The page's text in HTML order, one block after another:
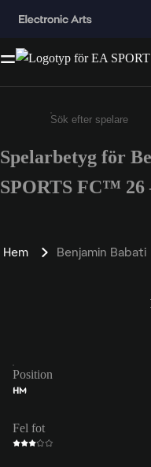
Ange minst 3
Spelarbetyg för
SPORTS FC™ 26
Hem Benjamin Babati
Position
HM
Fel fot